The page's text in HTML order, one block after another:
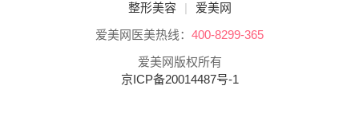
整形美容 |
爱美网
爱美网医美热线： 400-8299-365
爱美网版权所有
京ICP备20014487号-1